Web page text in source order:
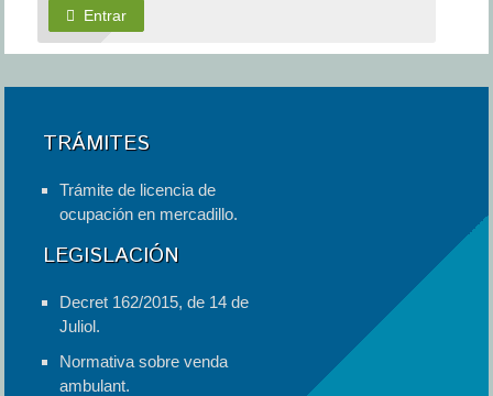
Entrar
TRÁMITES
Trámite de licencia de
ocupación en mercadillo.
LEGISLACIÓN
Decret 162/2015, de 14 de
Juliol.
Normativa sobre venda
ambulant.